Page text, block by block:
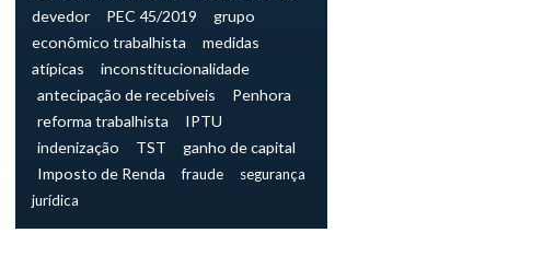
devedor
PEC 45/2019
grupo
econômico trabalhista
medidas
atípicas
inconstitucionalidade
antecipação de recebíveis
Penhora
reforma trabalhista
IPTU
indenização
TST
ganho de capital
Imposto de Renda
fraude
segurança
jurídica